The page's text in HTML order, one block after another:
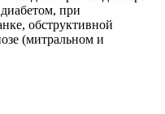
при
обструктивной
(митральном и